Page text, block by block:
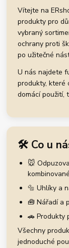
Vítejte na
produkty pro
vybraný
ochrany proti
po užitečné
U nás najdete
produkty, které
domácí použití,
🛠️ Co u
🐭
🔩 Uhlíky a
🧰 Nářadí a
🚗 Produkty
Všechny
jednoduché